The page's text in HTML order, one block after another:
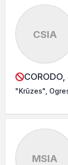
CSIA
CORODO,
"Krūzes",
MSIA